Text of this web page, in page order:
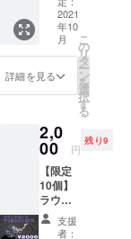
をするのが
趣味となっ
ておりまし
ウィルスの
影響があ
り、ジュエ
リーをオー
ダーするお
客様が激減
料・税
込 ・ブ
ルート
パーズ
ピア
ス 1組
（2個）
のお手
紙 ◆製
品情
報 樹
脂ピア
スの台
座に接
着剤で
2021
年10
月
詳細を見る
こ
の
リ
タ
ー
ン
を
選
択
す
る
2,0
00 円
残り9
【限定
10個】
ラウン
ドカッ
トアイ
支援
者：